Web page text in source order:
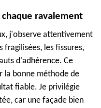
ravalement
j'observe attentivement
fragilisées, les fissures,
d'adhérence. Ce
la bonne méthode de
fiable. Je privilégie
car une façade bien